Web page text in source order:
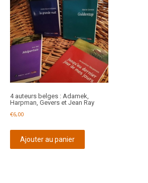
4 auteurs belges : Adamek,
Harpman, Gevers et Jean Ray
€6,00
Ajouter au panier